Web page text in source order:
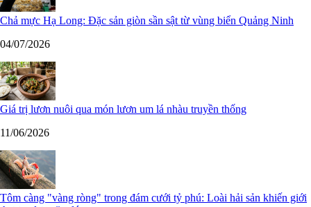
Chả mực Hạ Long: Đặc sản giòn sần sật từ vùng biển Quảng Ninh
04/07/2026
Giá trị lươn nuôi qua món lươn um lá nhàu truyền thống
11/06/2026
Tôm càng "vàng ròng" trong đám cưới tỷ phú: Loài hải sản khiến giới